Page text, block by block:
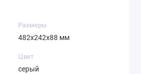
Размеры
482х242х88 мм
Цвет
серый